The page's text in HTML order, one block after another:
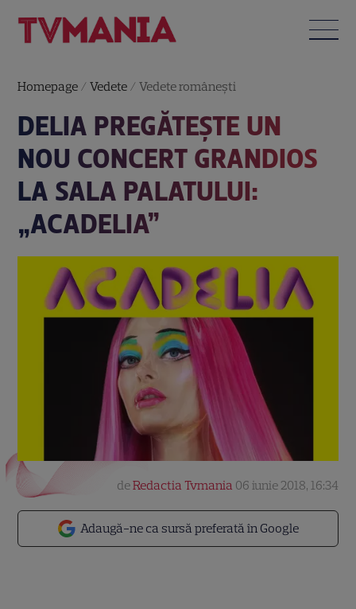
Homepage /Vedete /Vedete româneşti
DELIA PREGĂTEȘTE UN
NOU CONCERT GRANDIOS
LA SALA PALATULUI:
„ACADELIA”
Adaugă-ne ca sursă preferată în Google
deRedactia Tvmania 06 iunie 2018, 16:34